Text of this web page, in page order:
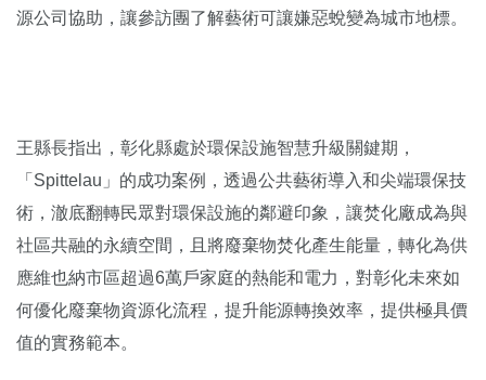
源公司協助，讓參訪團了解藝術可讓嫌惡蛻變為城市地標。
王縣長指出，彰化縣處於環保設施智慧升級關鍵期，
「Spittelau」的成功案例，透過公共藝術導入和尖端環保技
術，澈底翻轉民眾對環保設施的鄰避印象，讓焚化廠成為與
社區共融的永續空間，且將廢棄物焚化產生能量，轉化為供
應維也納市區超過6萬戶家庭的熱能和電力，對彰化未來如
何優化廢棄物資源化流程，提升能源轉換效率，提供極具價
值的實務範本。